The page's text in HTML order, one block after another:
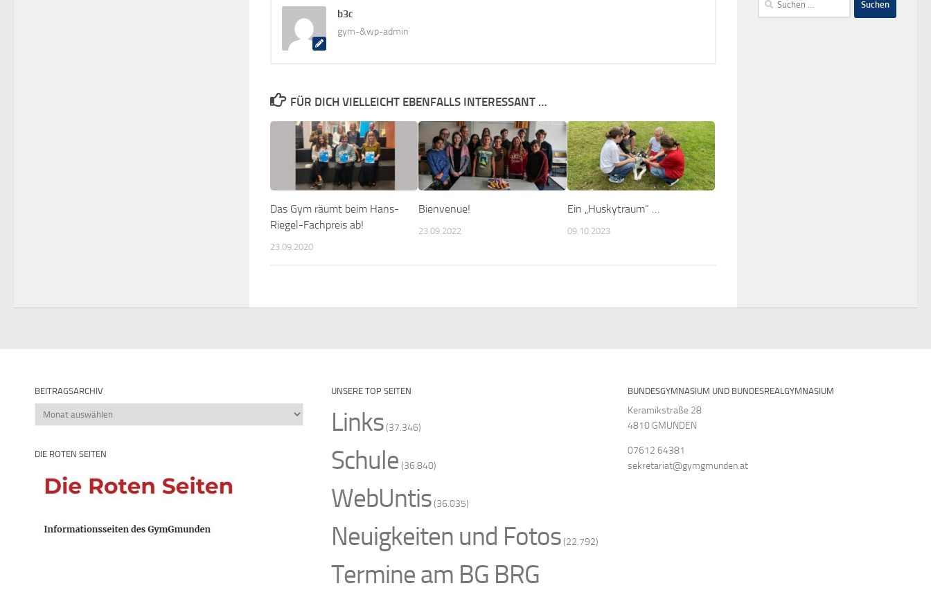
b3c
gym-&wp-admin
FÜR DICH VIELLEICHT EBENFALLS INTERESSANT …
Das Gym räumt beim Hans-
Riegel-Fachpreis ab!
23.09.2020
Bienvenue!
23.09.2022
Ein „Huskytraum“ …
09.10.2023
BEITRAGSARCHIV
Beitragsarchiv
DIE ROTEN SEITEN
UNSERE TOP SEITEN
Links(37.346)
Schule (36.840)
WebUntis(36.035)
Neuigkeiten und Fotos(22.792)
Termine am BG BRG
BUNDESGYMNASIUM UND BUNDESREALGYMNASIUM
Keramikstraße 28
4810 GMUNDEN
07612 64381
sekretariat@gymgmunden.at